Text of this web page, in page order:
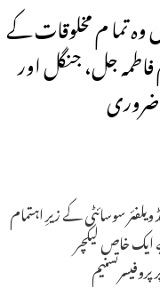
تما م مخلوقات کے
جل، جنگل اور
سوسائٹی کے زیرِ اہتمام
خاص لیکچر